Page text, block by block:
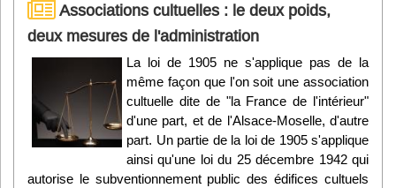
Associations cultuelles : le deux poids,
deux mesures de l'administration
La loi de 1905 ne s'applique pas de la
même façon que l'on soit une association
cultuelle dite de "la France de l'intérieur"
d'une part, et de l'Alsace-Moselle, d'autre
part. Un partie de la loi de 1905 s'applique
ainsi qu'une loi du 25 décembre 1942 qui
autorise le subventionnement public des édifices cultuels